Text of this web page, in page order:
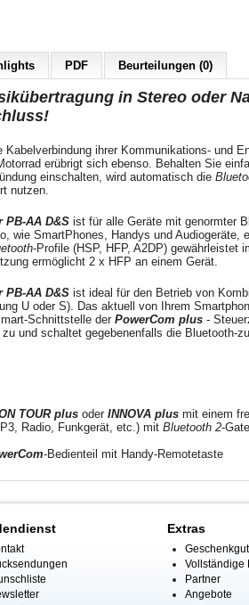
PDF Beurteilungen (0)
in Stereo oder
ihrer Kommunikations- und
erübrigt sich ebenso. Behalten Sie
einschalten, wird automatisch die
nutzen.
PB-AA D&S ist für alle Geräte mit genormter
wie SmartPhones, Handys und Audiogeräte,
-Profile (HSP, HFP, A2DP) gewährleistet
ermöglicht 2 x HFP an einem Gerät.
PB-AA D&S ist ideal für den Betrieb von
U oder S). Das aktuell von Ihrem
Schnittstelle der PowerCom plus -
und schaltet gegebenenfalls die Bluetooth-
TOUR plus oder INNOVA plus mit einem
Radio, Funkgerät, etc.) mit Bluetooth 2-
-Bedienteil mit Handy-Remotetaste
Extras
Vollständige
Partner
Angebote